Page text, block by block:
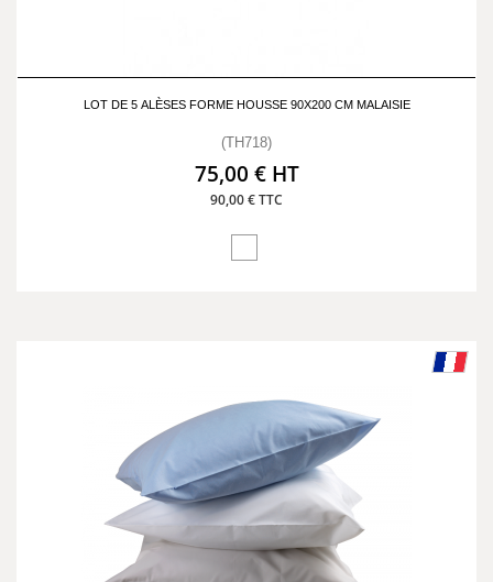
LOT DE 5 ALÈSES FORME HOUSSE 90X200 CM MALAISIE
(TH718)
75,00 € HT
90,00 € TTC